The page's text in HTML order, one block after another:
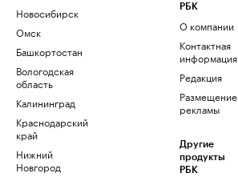
Новосибирск
Омск
Башкортостан
Вологодская
область
Калининград
Краснодарский
край
Нижний
Новгород
РБК
О компании
Контактная
информация
Редакция
Размещение
рекламы
Другие
продукты
РБК